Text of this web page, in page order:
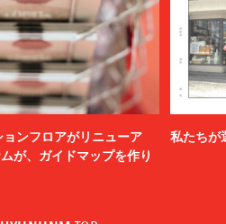
ンフロアがリニューア
が、ガイドマップを作り
私たちが